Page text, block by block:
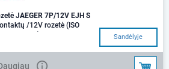
JAEGER 7P/12V EJH S
/12V rozetė (ISO
- Type N) IP 44
Sandėlyje